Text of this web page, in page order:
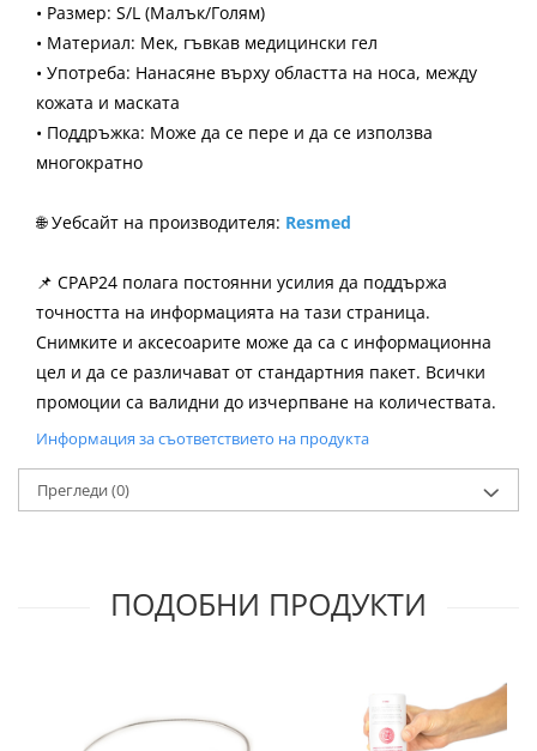
• Размер: S/L (Малък/Голям)
• Материал: Мек, гъвкав медицински гел
• Употреба: Нанасяне върху областта на носа, между
кожата и маската
• Поддръжка: Може да се пере и да се използва
многократно
🌐 Уебсайт на производителя: Resmed
📌 CPAP24 полага постоянни усилия да поддържа
точността на информацията на тази страница.
Снимките и аксесоарите може да са с информационна
цел и да се различават от стандартния пакет. Всички
промоции са валидни до изчерпване на количествата.
Информация за съответствието на продукта
Прегледи (0)
ПОДОБНИ ПРОДУКТИ